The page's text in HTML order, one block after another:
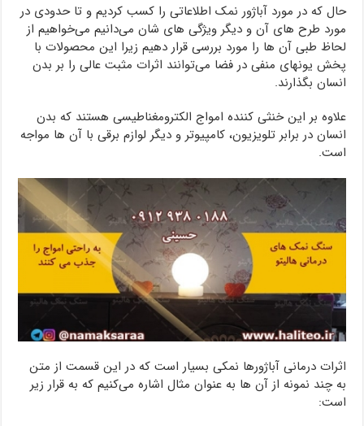
حال که در مورد آباژور نمک اطلاعاتی را کسب کردیم و تا حدودی در
مورد طرح های آن و دیگر ویژگی های شان می‌دانیم می‌خواهیم از
لحاظ طبی آن ها را مورد بررسی قرار دهیم زیرا این محصولات با
پخش یونهای منفی در فضا می‌توانند اثرات مثبت عالی را بر بدن
انسان بگذارند.
علاوه بر این خنثی کننده امواج الکترومغناطیسی هستند که بدن
انسان در برابر تلویزیون، کامپیوتر و دیگر لوازم برقی با آن ها مواجه
است.
اثرات درمانی آباژورها نمکی بسیار است که در این قسمت از متن
به چند نمونه از آن ها به عنوان مثال اشاره می‌کنیم که به قرار زیر
است: